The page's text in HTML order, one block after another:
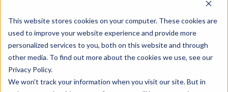
This website stores cookies on your computer. These cookies are
used to improve your website experience and provide more
personalized services to you, both on this website and through
other media. To find out more about the cookies we use, see our
Privacy Policy.
We won't track your information when you visit our site. But in
© 2026 Novo Legal Group. Todos los derechos reservados.